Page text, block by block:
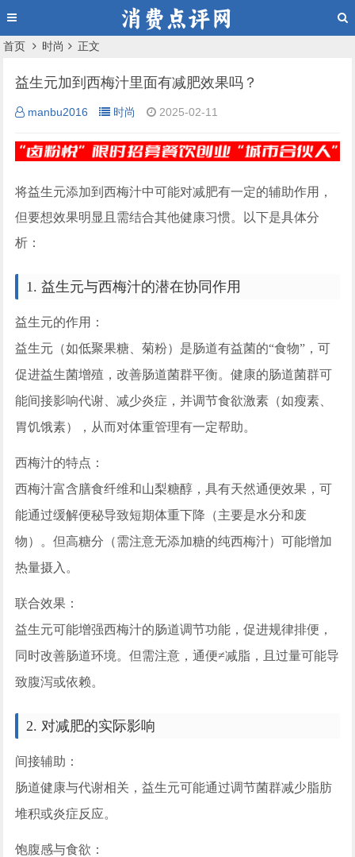
首页 时尚 正文
益生元加到西梅汁里面有减肥效果吗？
manbu2016 时尚 2025-02-11
将益生元添加到西梅汁中可能对减肥有一定的辅助作用，
但要想效果明显且需结合其他健康习惯。以下是具体分
析：
1. 益生元与西梅汁的潜在协同作用
益生元的作用：
益生元（如低聚果糖、菊粉）是肠道有益菌的“食物”，可
促进益生菌增殖，改善肠道菌群平衡。健康的肠道菌群可
能间接影响代谢、减少炎症，并调节食欲激素（如瘦素、
胃饥饿素），从而对体重管理有一定帮助。
西梅汁的特点：
西梅汁富含膳食纤维和山梨糖醇，具有天然通便效果，可
能通过缓解便秘导致短期体重下降（主要是水分和废
物）。但高糖分（需注意无添加糖的纯西梅汁）可能增加
热量摄入。
联合效果：
益生元可能增强西梅汁的肠道调节功能，促进规律排便，
同时改善肠道环境。但需注意，通便≠减脂，且过量可能导
致腹泻或依赖。
2. 对减肥的实际影响
间接辅助：
肠道健康与代谢相关，益生元可能通过调节菌群减少脂肪
堆积或炎症反应。
饱腹感与食欲：